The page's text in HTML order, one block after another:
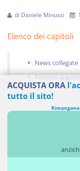
di Daniele Minussi
Elenco dei capitoli
News collegate
Percorsi
ACQUISTA ORA
tutto il sito!